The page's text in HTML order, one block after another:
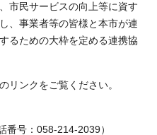
市民サービスの向上等に資す
、事業者等の皆様と本市が連
るための大枠を定める連携協
リンクをご覧ください。
番号：058-214-2039）